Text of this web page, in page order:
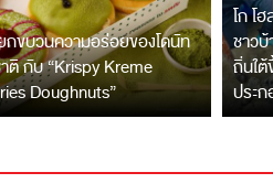
ขบวนความอร่อยของโดนัท
ติ กับ “Krispy Kreme
Doughnuts”
โก โ
ชาว
ถิ่นใ
ประ